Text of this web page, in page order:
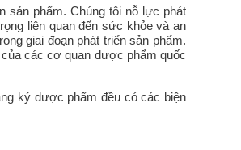
sản phẩm. Chúng tôi nỗ lực phát
liên quan đến sức khỏe và an
giai đoạn phát triển sản phẩm.
các cơ quan dược phẩm quốc
ký dược phẩm đều có các biện